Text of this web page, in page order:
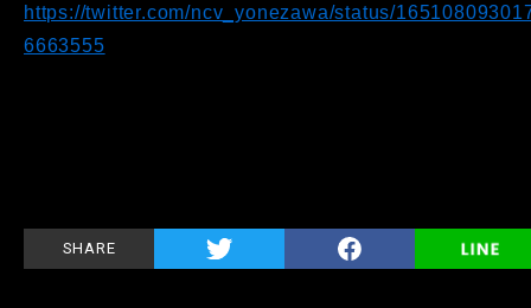
https://twitter.com/ncv_yonezawa/status/
6663555
SHARE